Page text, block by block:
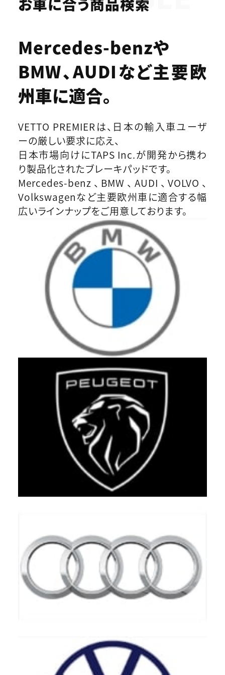
Mercedes-benzや
BMW、AUDIなど主要欧
州車に適合。
VETTO PREMIERは、日本の輸入車ユーザ
ーの厳しい要求に応え、
日本市場向けにTAPS Inc.が開発から携わ
り製品化されたブレーキパッドです。
Mercedes-benz、BMW、AUDI、VOLVO、
Volkswagenなど主要欧州車に適合する幅
広いラインナップをご用意しております。